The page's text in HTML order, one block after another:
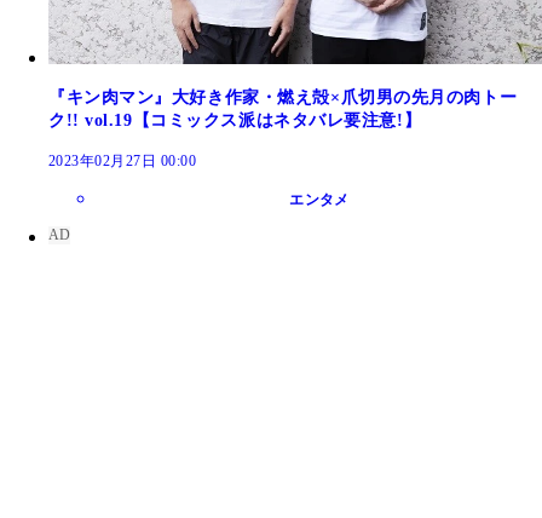
『キン肉マン』大好き作家・燃え殻×爪切男の先月の肉トー
ク!! vol.19【コミックス派はネタバレ要注意!】
2023年02月27日 00:00
エンタメ